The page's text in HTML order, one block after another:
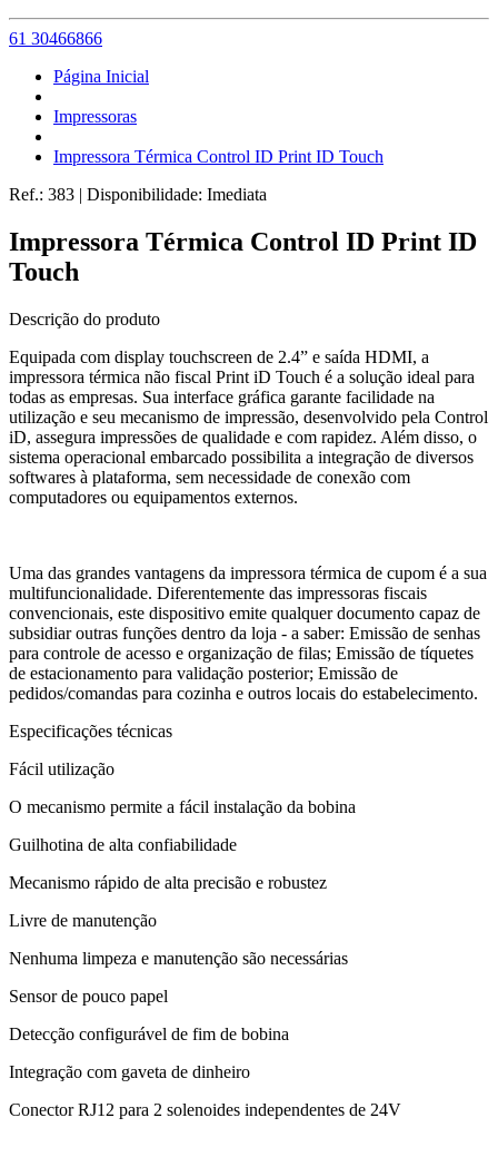
61 30466866
Página Inicial
Impressoras
Impressora Térmica Control ID Print ID Touch
Ref.: 383 | Disponibilidade: Imediata
Impressora Térmica Control ID Print ID
Touch
Descrição do produto
Equipada com display touchscreen de 2.4” e saída HDMI, a
impressora térmica não fiscal Print iD Touch é a solução ideal para
todas as empresas. Sua interface gráfica garante facilidade na
utilização e seu mecanismo de impressão, desenvolvido pela Control
iD, assegura impressões de qualidade e com rapidez. Além disso, o
sistema operacional embarcado possibilita a integração de diversos
softwares à plataforma, sem necessidade de conexão com
computadores ou equipamentos externos.
Uma das grandes vantagens da impressora térmica de cupom é a sua
multifuncionalidade. Diferentemente das impressoras fiscais
convencionais, este dispositivo emite qualquer documento capaz de
subsidiar outras funções dentro da loja - a saber: Emissão de senhas
para controle de acesso e organização de filas; Emissão de tíquetes
de estacionamento para validação posterior; Emissão de
pedidos/comandas para cozinha e outros locais do estabelecimento.
Especificações técnicas
Fácil utilização
O mecanismo permite a fácil instalação da bobina
Guilhotina de alta confiabilidade
Mecanismo rápido de alta precisão e robustez
Livre de manutenção
Nenhuma limpeza e manutenção são necessárias
Sensor de pouco papel
Detecção configurável de fim de bobina
Integração com gaveta de dinheiro
Conector RJ12 para 2 solenoides independentes de 24V